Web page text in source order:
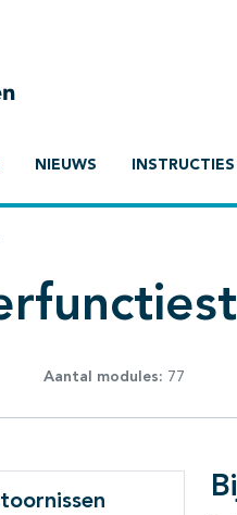
NIEUWS INSTRUCTIES
Aantal modules: 77